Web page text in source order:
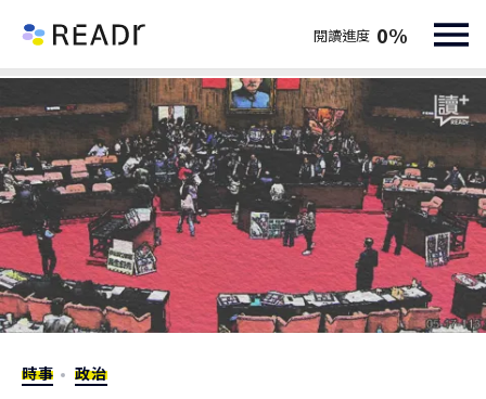
閱讀進度 0%
時事 政治